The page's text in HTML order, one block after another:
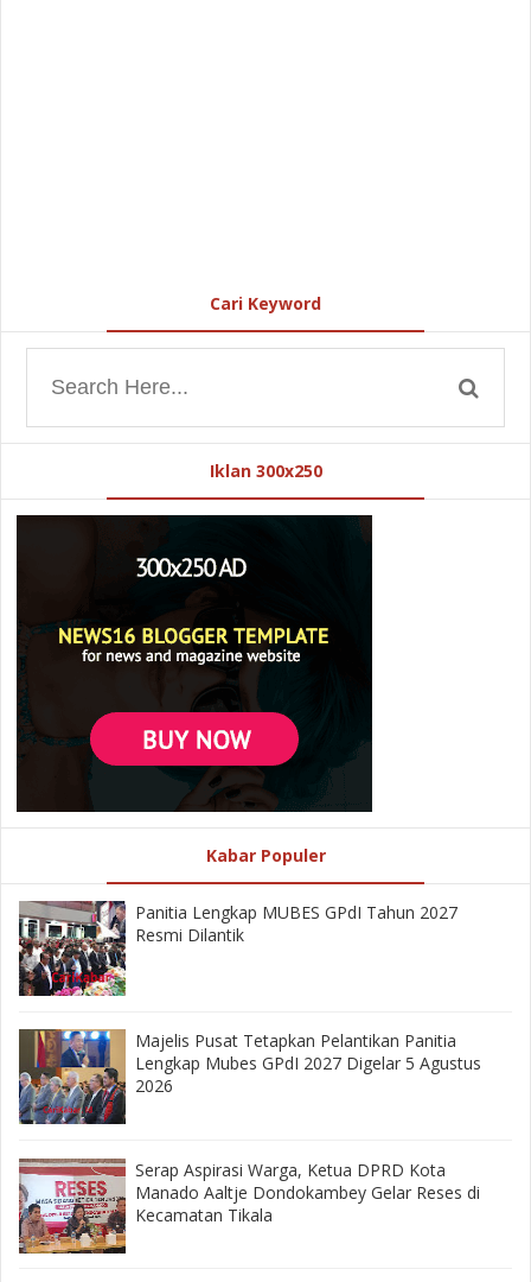
Cari Keyword
Iklan 300x250
Kabar Populer
Panitia Lengkap MUBES GPdI Tahun 2027
Resmi Dilantik
Majelis Pusat Tetapkan Pelantikan Panitia
Lengkap Mubes GPdI 2027 Digelar 5 Agustus
2026
‎Serap Aspirasi Warga, Ketua DPRD Kota
Manado Aaltje Dondokambey Gelar Reses di
Kecamatan Tikala ‎